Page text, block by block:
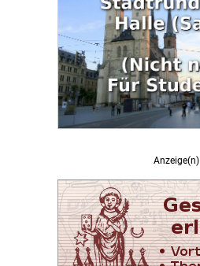
Anzeige(n)